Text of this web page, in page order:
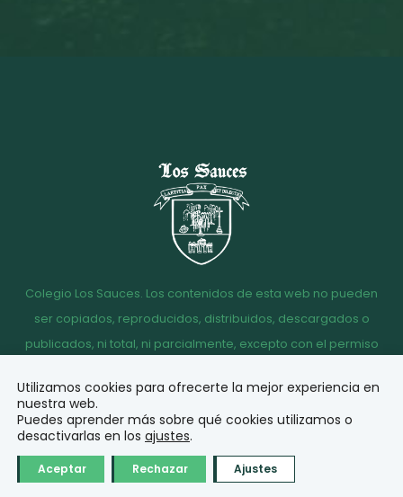
Colegio Los Sauces. Los contenidos de esta web no pueden
ser copiados, reproducidos, distribuidos, descargados o
publicados, ni total, ni parcialmente, excepto con el permiso
Aviso
legal
Política de
Privacidad
Política de
Cookies
Acceso
© Diseño y desarrollo
Utilizamos cookies para ofrecerte la mejor experiencia en
nuestra web.
Puedes aprender más sobre qué cookies utilizamos o
desactivarlas en los ajustes.
Aceptar Rechazar Ajustes